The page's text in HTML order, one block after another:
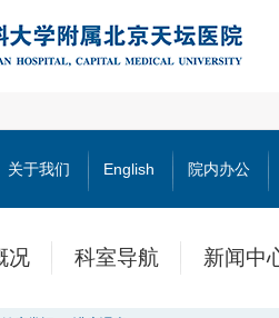
关于我们 English 院内办公
况 科室导航 新闻中